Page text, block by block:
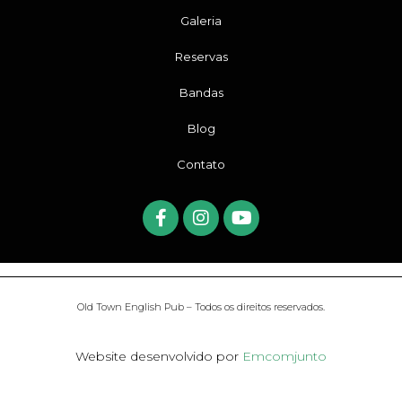
Galeria
Reservas
Bandas
Blog
Contato
Old Town English Pub – Todos os direitos reservados.
Website desenvolvido por Emcomjunto